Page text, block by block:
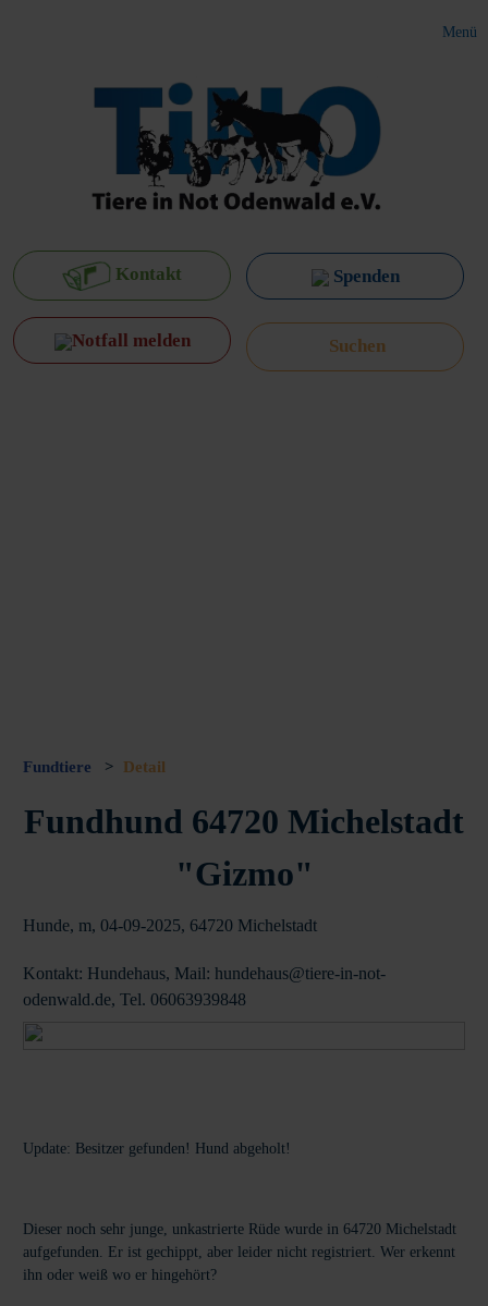
Menü
Kontakt Spenden
Notfall melden
Fundtiere > Detail
Fundhund 64720 Michelstadt
"Gizmo"
Hunde, m, 04-09-2025, 64720 Michelstadt
Kontakt: Hundehaus, Mail: hundehaus@tiere-in-not-
odenwald.de, Tel. 06063939848
Update: Besitzer gefunden! Hund abgeholt!
Dieser noch sehr junge, unkastrierte Rüde wurde in 64720 Michelstadt
aufgefunden. Er ist gechippt, aber leider nicht registriert. Wer erkennt
ihn oder weiß wo er hingehört?